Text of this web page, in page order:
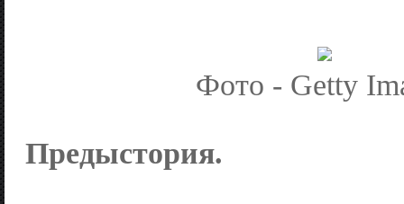
Фото - Getty
Предыстория.